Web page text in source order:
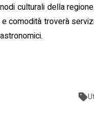
culturali della
comodità troverà